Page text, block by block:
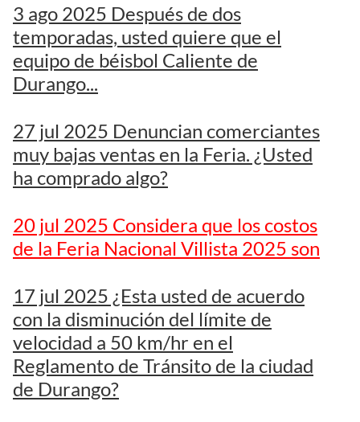
3 ago 2025 Después de dos
temporadas, usted quiere que el
equipo de béisbol Caliente de
Durango...
27 jul 2025 Denuncian comerciantes
muy bajas ventas en la Feria. ¿Usted
ha comprado algo?
20 jul 2025 Considera que los costos
de la Feria Nacional Villista 2025 son
17 jul 2025 ¿Esta usted de acuerdo
con la disminución del límite de
velocidad a 50 km/hr en el
Reglamento de Tránsito de la ciudad
de Durango?